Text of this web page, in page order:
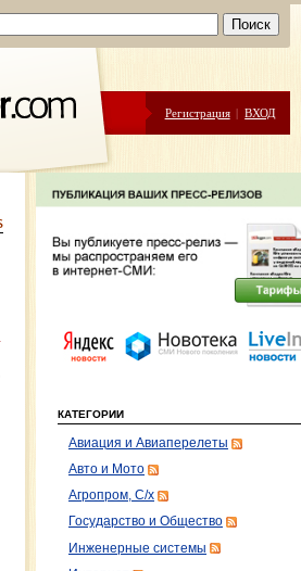
Регистрация | ВХОД
КАТЕГОРИИ
Авиация и Авиаперелеты
Авто и Мото
Агропром, С/х
Государство и Общество
Инженерные системы